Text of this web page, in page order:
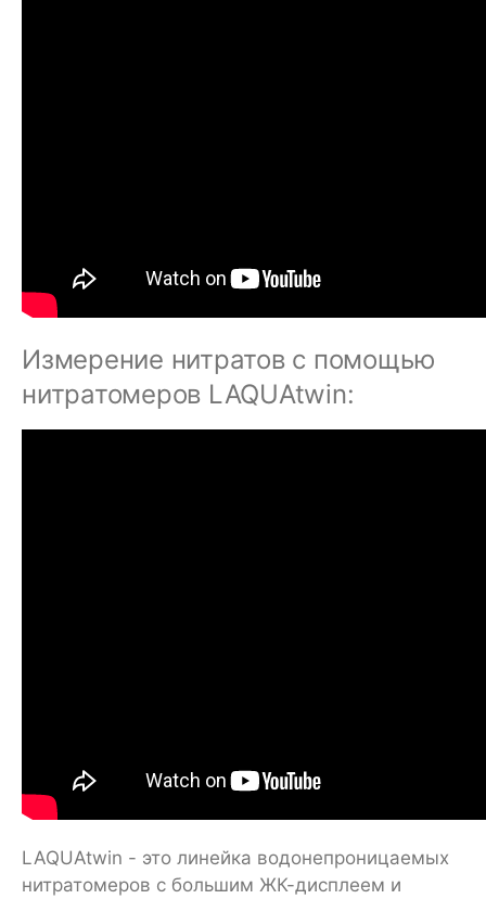
Измерение нитратов с помощью
нитратомеров LAQUAtwin:
LAQUAtwin - это линейка водонепрoницаемых
нитратомеров с большим ЖК-дисплеем и